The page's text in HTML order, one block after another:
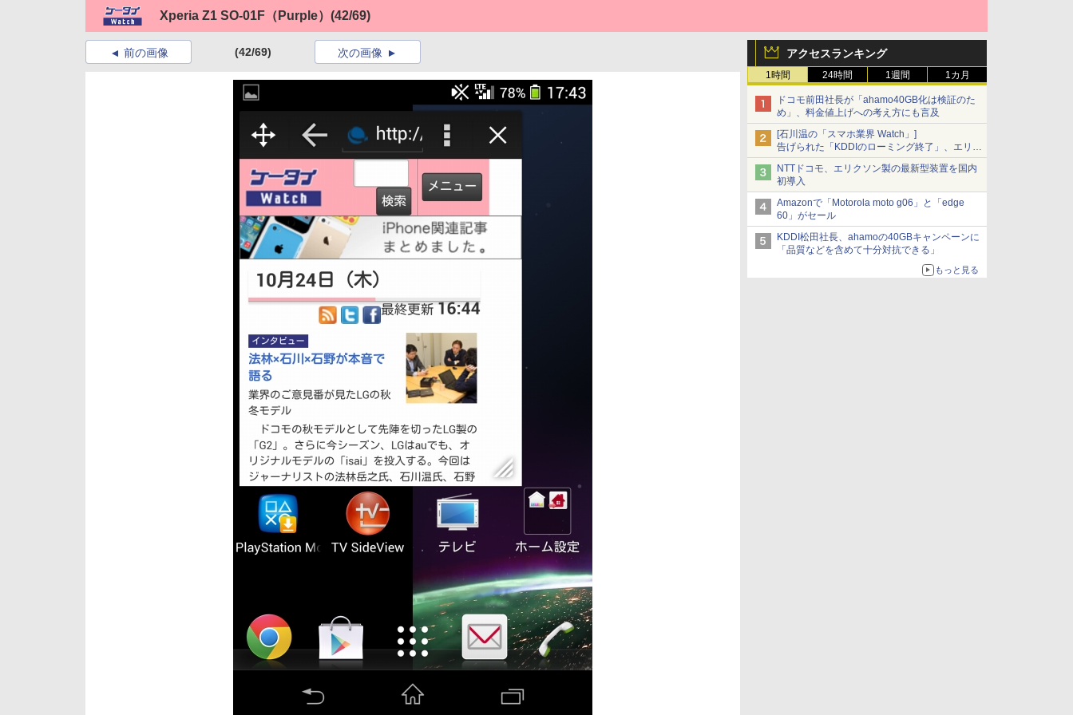
Xperia Z1 SO-01F（Purple） (42/69)
アクセスランキング
1時間 24時間 1週間 1カ月
ドコモ前田社長が「ahamo40GB化は検証のた
め」、料金値上げへの考え方にも言及
[石川温の「スマホ業界 Watch」]
告げられた「KDDIのローミング終了」、エリア
マップの落とし穴と楽天モバイルの課題
NTTドコモ、エリクソン製の最新型装置を国内
初導入
Amazonで「Motorola moto g06」と「edge
60」がセール
KDDI松田社長、ahamoの40GBキャンペーンに
「品質などを含めて十分対抗できる」
もっと見る
前の画像 (42/69) 次の画像